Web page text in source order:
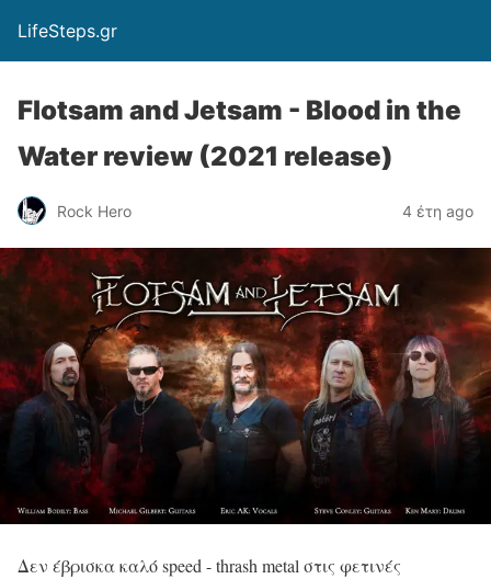
LifeSteps.gr
Flotsam and Jetsam - Blood in the
Water review (2021 release)
Rock Hero 4 έτη ago
Δεν έβρισκα καλό speed - thrash metal στις φετινές